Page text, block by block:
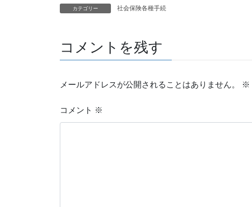
カテゴリー 社会保険各種手続
コメントを残す
メールアドレスが公開されることはありません。 ※
コメント ※